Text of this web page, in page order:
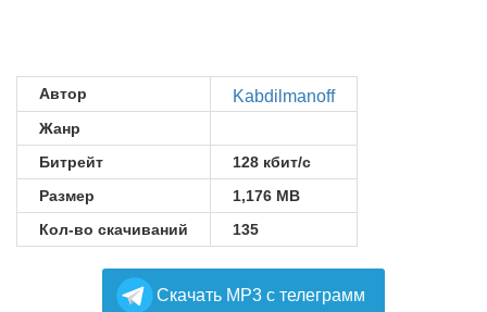
Автор Kabdilmanoff
Жанр
Битрейт
128 кбит/с
Размер
1,176 MB
Кол-во скачиваний
135
Cкачать MP3 с телеграмм